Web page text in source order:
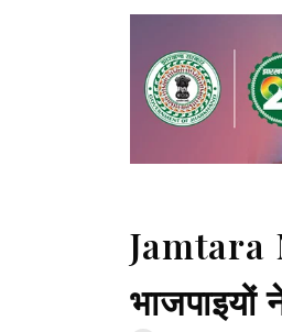
Jamtara
भाजपाइयों